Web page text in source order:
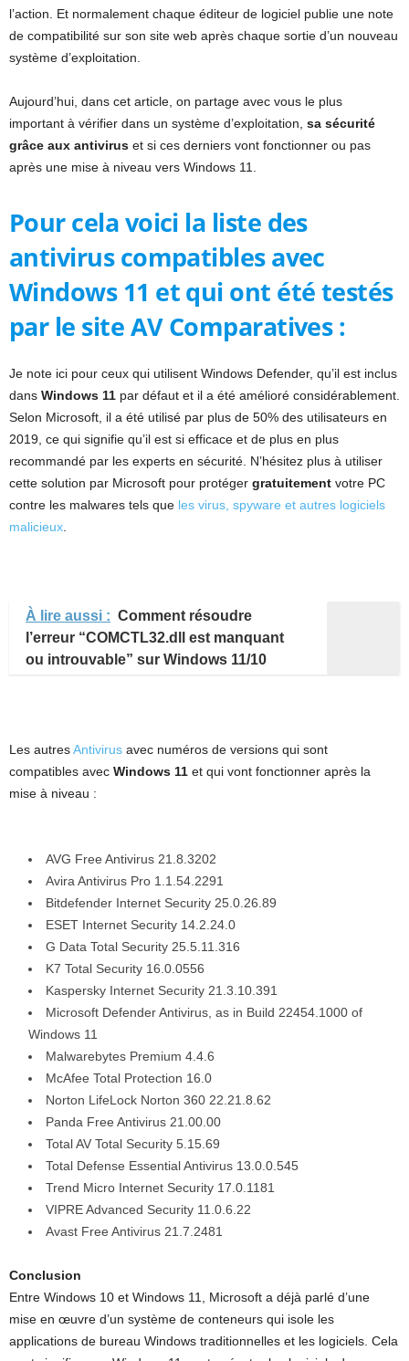
l’action. Et normalement chaque éditeur de logiciel publie une note
de compatibilité sur son site web après chaque sortie d’un nouveau
système d’exploitation.
Aujourd’hui, dans cet article, on partage avec vous le plus
important à vérifier dans un système d’exploitation, sa sécurité
grâce aux antivirus et si ces derniers vont fonctionner ou pas
après une mise à niveau vers Windows 11.
Pour cela voici la liste des
antivirus compatibles avec
Windows 11 et qui ont été testés
par le site AV Comparatives :
Je note ici pour ceux qui utilisent Windows Defender, qu’il est inclus
dans Windows 11 par défaut et il a été amélioré considérablement.
Selon Microsoft, il a été utilisé par plus de 50% des utilisateurs en
2019, ce qui signifie qu’il est si efficace et de plus en plus
recommandé par les experts en sécurité. N’hésitez plus à utiliser
cette solution par Microsoft pour protéger gratuitement votre PC
contre les malwares tels que les virus, spyware et autres logiciels
malicieux
À lire aussi : Comment résoudre
l’erreur “COMCTL32.dll est manquant
ou introuvable” sur Windows 11/10
Les autresAntivirus avec numéros de versions qui sont
compatibles avec Windows 11 et qui vont fonctionner après la
mise à niveau :
AVG Free Antivirus 21.8.3202
Avira Antivirus Pro 1.1.54.2291
Bitdefender Internet Security 25.0.26.89
ESET Internet Security 14.2.24.0
G Data Total Security 25.5.11.316
K7 Total Security 16.0.0556
Kaspersky Internet Security 21.3.10.391
Microsoft Defender Antivirus, as in Build 22454.1000 of
Windows 11
Malwarebytes Premium 4.4.6
McAfee Total Protection 16.0
Norton LifeLock Norton 360 22.21.8.62
Panda Free Antivirus 21.00.00
Total AV Total Security 5.15.69
Total Defense Essential Antivirus 13.0.0.545
Trend Micro Internet Security 17.0.1181
VIPRE Advanced Security 11.0.6.22
Avast Free Antivirus 21.7.2481
Conclusion
Entre Windows 10 et Windows 11, Microsoft a déjà parlé d’une
mise en œuvre d’un système de conteneurs qui isole les
applications de bureau Windows traditionnelles et les logiciels. Cela